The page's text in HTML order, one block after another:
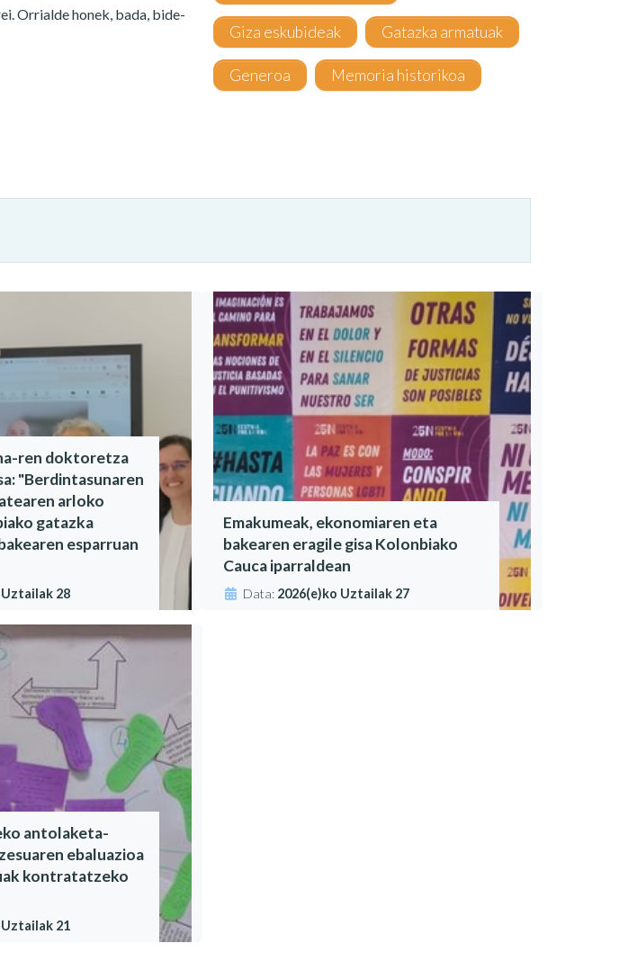
Orrialde honek, bada, bide-
Giza eskubideak Gatazka armatuak
Generoa Memoria historikoa
ren doktoretza
"Berdintasunaren
arloko
gatazka
esparruan
28
Emakumeak, ekonomiaren eta
bakearen eragile gisa Kolonbiako
Cauca iparraldean
Data: 2026(e)ko Uztailak 27
antolaketa-
ebaluazioa
kontratatzeko
21